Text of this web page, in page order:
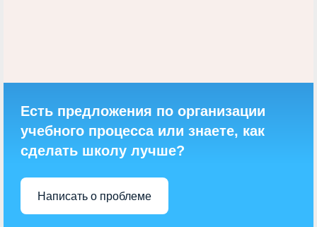
Есть предложения по организации
учебного процесса или знаете, как
сделать школу лучше?
Написать о проблеме